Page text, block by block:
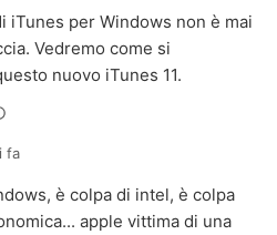
iTunes per Windows non è mai
Vedremo come si
nuovo iTunes 11.
fa
è colpa di intel, è colpa
apple vittima di una